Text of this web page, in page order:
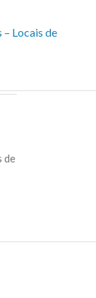
Locais de
de